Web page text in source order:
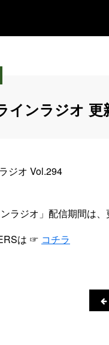
ンラジオ 更
ジオ Vol.294
ラジオ」配信期間は、
は ☞ コチラ